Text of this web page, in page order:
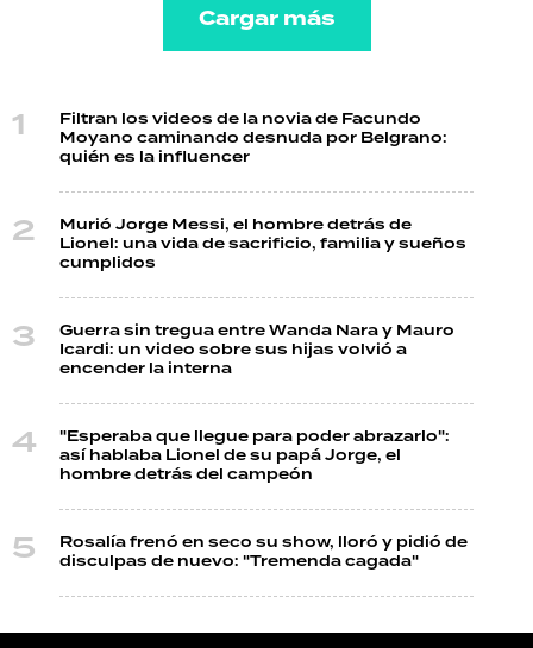
Cargar más
Filtran los videos de la novia de Facundo
Moyano caminando desnuda por Belgrano:
quién es la influencer
Murió Jorge Messi, el hombre detrás de
Lionel: una vida de sacrificio, familia y sueños
cumplidos
Guerra sin tregua entre Wanda Nara y Mauro
Icardi: un video sobre sus hijas volvió a
encender la interna
"Esperaba que llegue para poder abrazarlo":
así hablaba Lionel de su papá Jorge, el
hombre detrás del campeón
Rosalía frenó en seco su show, lloró y pidió de
disculpas de nuevo: "Tremenda cagada"